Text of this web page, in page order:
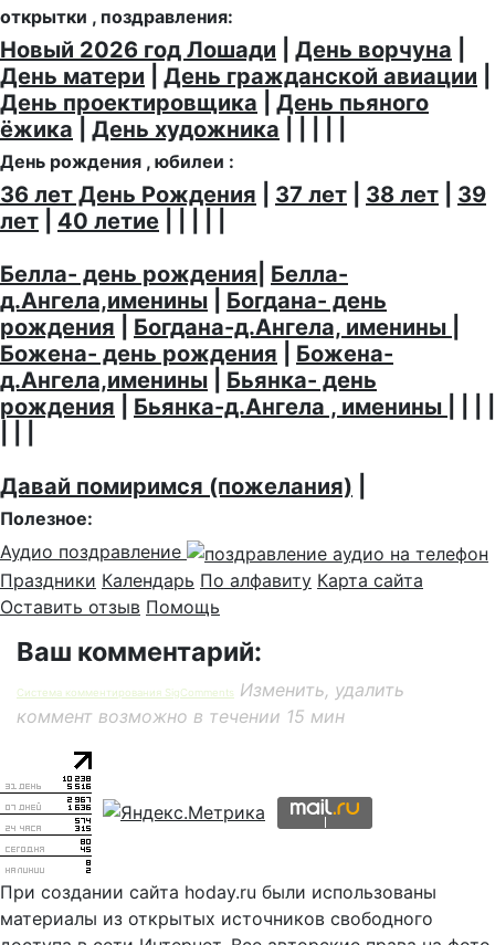
открытки , поздравления:
Новый 2026 год Лошади День ворчуна
День матери
День гражданской авиации
День проектировщика
День пьяного
ёжика
День художника
День рождения , юбилеи :
36 лет День Рождения 37 лет 38 лет
39
лет
40 летие
Белла- день рождения Белла-
д.Ангела,именины
Богдана- день
рождения
Богдана-д.Ангела, именины
Божена- день рождения
Божена-
д.Ангела,именины
Бьянка- день
рождения
Бьянка-д.Ангела , именины
Давай помиримся (пожелания)
Полезное:
Аудио поздравление
Праздники Календарь По алфавиту Карта сайта
Оставить отзыв Помощь
Ваш комментарий:
Система комментирования SigComments
Изменить, удалить
коммент возможно в течении 15 мин
При создании сайта hoday.ru были использованы
материалы из открытых источников свободного